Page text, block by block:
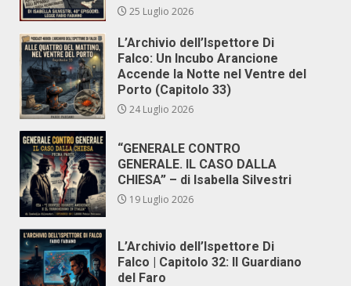
25 Luglio 2026
L’Archivio dell’Ispettore Di
Falco: Un Incubo Arancione
Accende la Notte nel Ventre del
Porto (Capitolo 33)
24 Luglio 2026
“GENERALE CONTRO
GENERALE. IL CASO DALLA
CHIESA” – di Isabella Silvestri
19 Luglio 2026
L’Archivio dell’Ispettore Di
Falco | Capitolo 32: Il Guardiano
del Faro